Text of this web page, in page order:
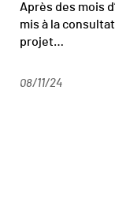
Après des mois
mis à la
projet…
08/11/24